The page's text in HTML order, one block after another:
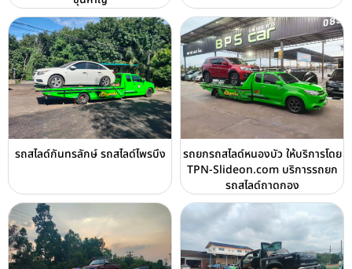
รถสไลด์กันทรลักษ์ รถสไลด์ไพรบึง
รถยกรถสไลด์หนองบัว ให้บริการโดย
TPN-Slideon.com บริการรถยก
รถสไลด์ถาดกอง